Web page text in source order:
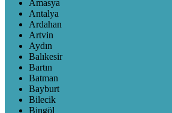
Amasya
Antalya
Ardahan
Artvin
Aydın
Balıkesir
Bartın
Batman
Bayburt
Bilecik
Bingöl